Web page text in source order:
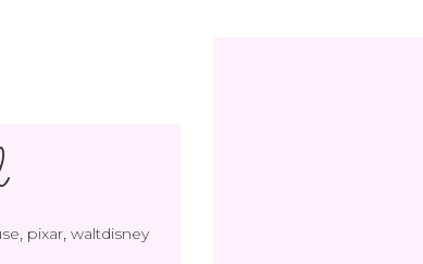
, pixar, waltdisney